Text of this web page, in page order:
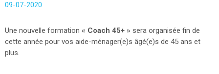
09-07-2020
Une nouvelle formation « Coach 45+ » sera organisée fin de
cette année pour vos aide-ménager(e)s âgé(e)s de 45 ans et
plus.